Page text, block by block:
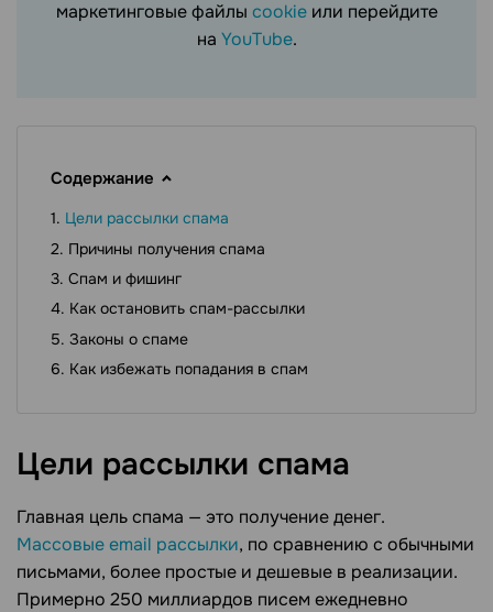
маркетинговые файлы cookie или перейдите
на YouTube.
Содержание
Цели рассылки спама
Причины получения спама
Спам и фишинг
Как остановить спам-рассылки
Законы о спаме
Как избежать попадания в спам
Цели рассылки спама
Главная цель спама — это получение денег.
Массовые email рассылки, по сравнению с обычными
письмами, более простые и дешевые в реализации.
Примерно 250 миллиардов писем ежедневно